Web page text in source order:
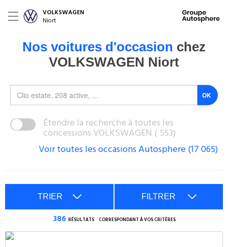
VOLKSWAGEN
Niort
Nos voitures d'occasion chez
VOLKSWAGEN Niort
Étendre la recherche à toutes les
concessions VOLKSWAGEN ( 553)
Voir toutes les occasions Autosphere (17 065)
TRIER FILTRER
386 RÉSULTATS CORRESPONDANT À VOS CRITÈRES